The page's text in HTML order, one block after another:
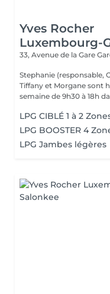
Yves Rocher
Luxembourg-
33, Avenue de la Gare
Stephanie (responsable,
Tiffany et Morgane sont
semaine de 9h30 à 18h
LPG CIBLÉ 1 à 2
LPG BOOSTER 4
LPG Jambes légères